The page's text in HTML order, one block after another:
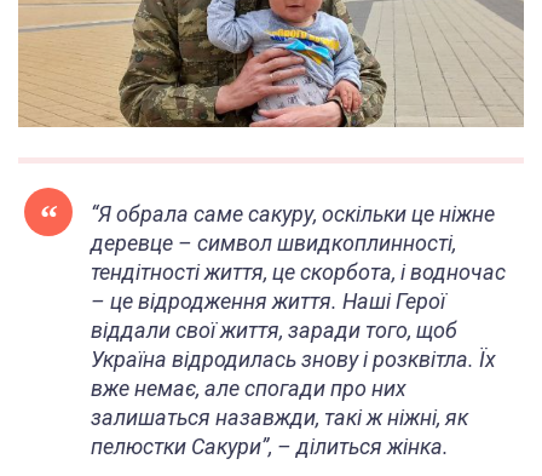
“Я обрала саме сакуру, оскільки це ніжне
деревце – символ швидкоплинності,
тендітності життя, це скорбота, і водночас
– це відродження життя. Наші Герої
віддали свої життя, заради того, щоб
Україна відродилась знову і розквітла. Їх
вже немає, але спогади про них
залишаться назавжди, такі ж ніжні, як
пелюстки Сакури”, – ділиться жінка.